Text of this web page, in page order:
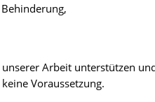
Arbeit unterstützen
Voraussetzung.